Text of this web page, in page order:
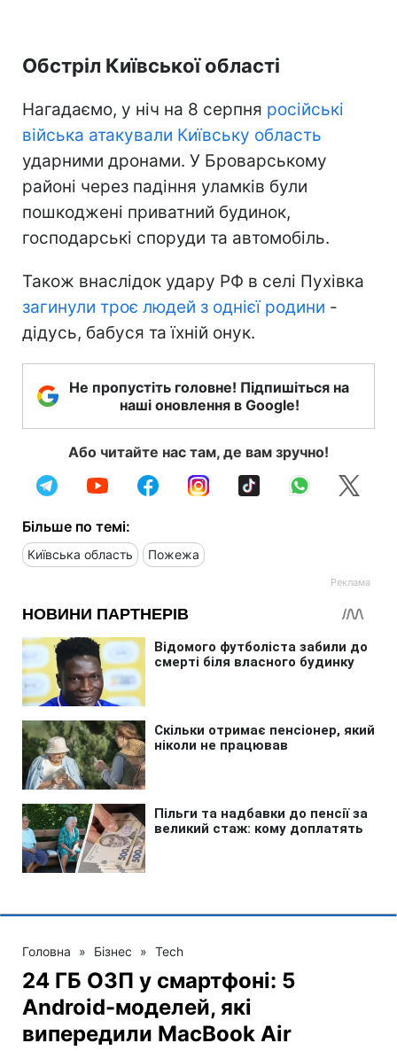
Обстріл Київської області
Нагадаємо, у ніч на 8 серпня російські
війська атакували Київську область
ударними дронами. У Броварському
районі через падіння уламків були
пошкоджені приватний будинок,
господарські споруди та автомобіль.
Також внаслідок удару РФ в селі Пухівка
загинули троє людей з однієї родини -
дідусь, бабуся та їхній онук.
Не пропустіть головне! Підпишіться на
наші оновлення в Google!
Або читайте нас там, де вам зручно!
Більше по темі:
Київська область Пожежа
Головна » Бізнес » Tech
24 ГБ ОЗП у смартфоні: 5
Android-моделей, які
випередили MacBook Air